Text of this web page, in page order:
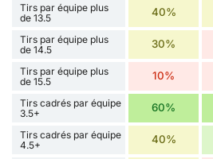
Tirs par équipe plus
de 13.5
40%
Tirs par équipe plus
de 14.5
30%
Tirs par équipe plus
de 15.5
10%
Tirs cadrés par équipe
3.5+
60%
Tirs cadrés par équipe
4.5+
40%